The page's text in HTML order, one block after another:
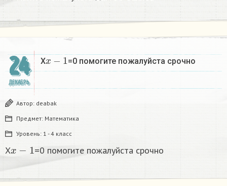
24
ДЕКАБРЬ
X
x−1
=0 помогите пожалуйста срочно
Автор: deabak
Предмет: Математика
Уровень: 1 - 4 класс
X =0 помогите пожалуйста срочно